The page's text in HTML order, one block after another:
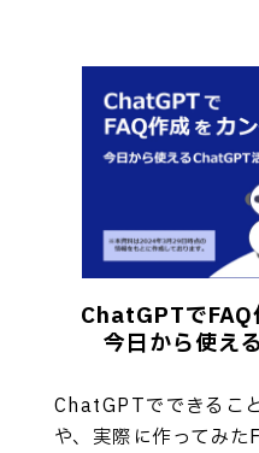
ChatGPTでFAQ
今日から使え
ChatGPTでできるこ
や、実際に作ってみ